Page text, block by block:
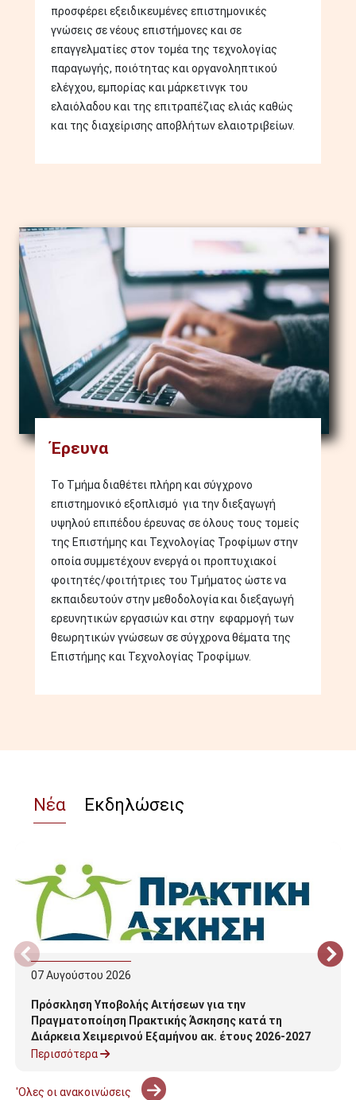
προσφέρει εξειδικευμένες επιστημονικές
γνώσεις σε νέους επιστήμονες και σε
επαγγελματίες στον τομέα της τεχνολογίας
παραγωγής, ποιότητας και οργανοληπτικού
ελέγχου, εμπορίας και μάρκετινγκ του
ελαιόλαδου και της επιτραπέζιας ελιάς καθώς
και της διαχείρισης αποβλήτων ελαιοτριβείων.
Image
Έρευνα
Το Τμήμα διαθέτει πλήρη και σύγχρονο
επιστημονικό εξοπλισμό για την διεξαγωγή
υψηλού επιπέδου έρευνας σε όλους τους τομείς
της Επιστήμης και Τεχνολογίας Τροφίμων στην
οποία συμμετέχουν ενεργά οι προπτυχιακοί
φοιτητές/φοιτήτριες του Τμήματος ώστε να
εκπαιδευτούν στην μεθοδολογία και διεξαγωγή
ερευνητικών εργασιών και στην εφαρμογή των
θεωρητικών γνώσεων σε σύγχρονα θέματα της
Επιστήμης και Τεχνολογίας Τροφίμων.
Νέα Εκδηλώσεις
07Αυγούστου 2026
Πρόσκληση Υποβολής Αιτήσεων για την
Πραγματοποίηση Πρακτικής Άσκησης κατά τη
Διάρκεια Χειμερινού Εξαμήνου ακ. έτους 2026-2027
Περισσότερα
'Ολες οι ανακοινώσεις